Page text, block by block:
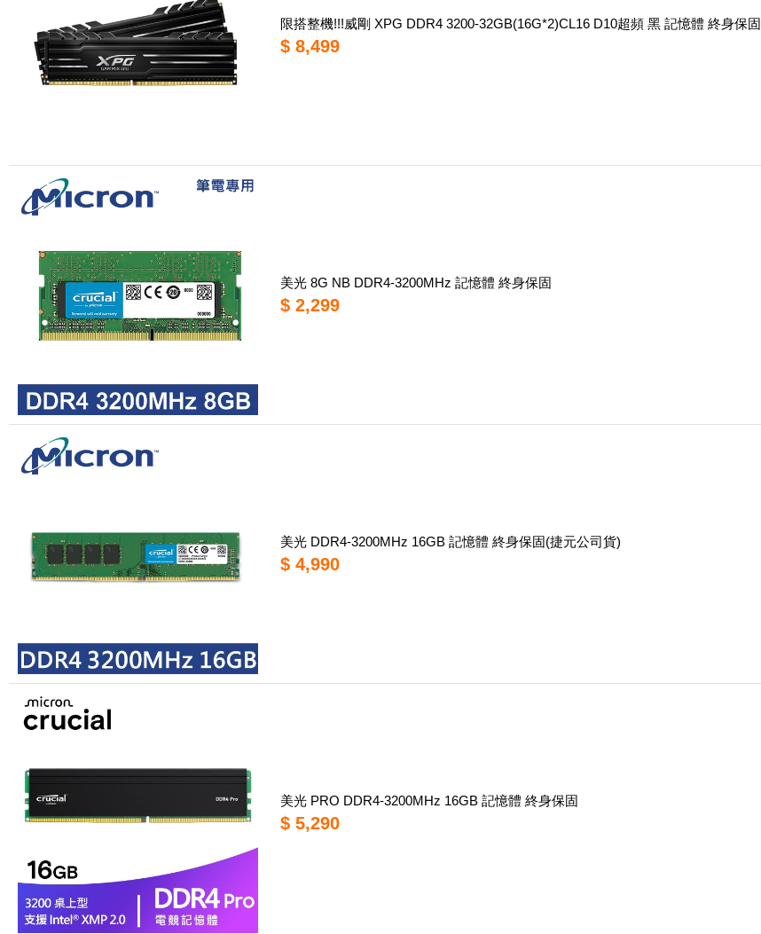
限搭整機!!!威剛 XPG DDR4 3200-32GB(16G*2)CL16 D10超頻 黑 記憶體 終身保固
$ 8,499
美光 8G NB DDR4-3200MHz 記憶體 終身保固
$ 2,299
美光 DDR4-3200MHz 16GB 記憶體 終身保固(捷元公司貨)
$ 4,990
美光 PRO DDR4-3200MHz 16GB 記憶體 終身保固
$ 5,290